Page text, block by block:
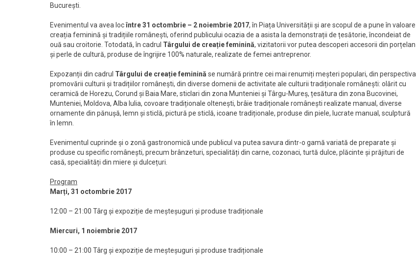
București.
Evenimentul va avea locîntre 31 octombrie – 2 noiembrie 2017, în Piața Universității și are scopul de a pune în valoare
creația feminină și tradițiile românești, oferind publicului ocazia de a asista la demonstrații de țesătorie, încondeiat de
ouă sau croitorie. Totodată, în cadrul Târgului de creație feminină, vizitatorii vor putea descoperi accesorii din porțelan
și perle de cultură, produse de îngrijire 100% naturale, realizate de femei antreprenor.
Expozanții din cadrul Târgului de creație feminină se numără printre cei mai renumiți meșteri populari, din perspectiva
promovării culturii și tradițiilor românești, din diverse domenii de activitate ale culturii tradiționale românești: olărit cu
ceramică de Horezu, Corund și Baia Mare, sticlari din zona Munteniei și Târgu-Mureș, țesătura din zona Bucovinei,
Munteniei, Moldova, Alba Iulia, covoare tradiționale oltenești, brâie tradiționale românești realizate manual, diverse
ornamente din pănușă, lemn și sticlă, pictură pe sticlă, icoane tradiționale, produse din piele, lucrate manual, sculptură
în lemn.
Evenimentul cuprinde și o zonă gastronomică unde publicul va putea savura dintr-o gamă variată de preparate și
produse cu specific românești, precum brânzeturi, specialități din carne, cozonaci, turtă dulce, plăcinte și prăjituri de
casă, specialități din miere și dulcețuri.
Program
Marți, 31 octombrie 2017
12:00 – 21:00 Târg și expoziție de meșteșuguri și produse tradiționale
Miercuri, 1 noiembrie 2017
10:00 – 21:00 Târg și expoziție de meșteșuguri și produse tradiționale